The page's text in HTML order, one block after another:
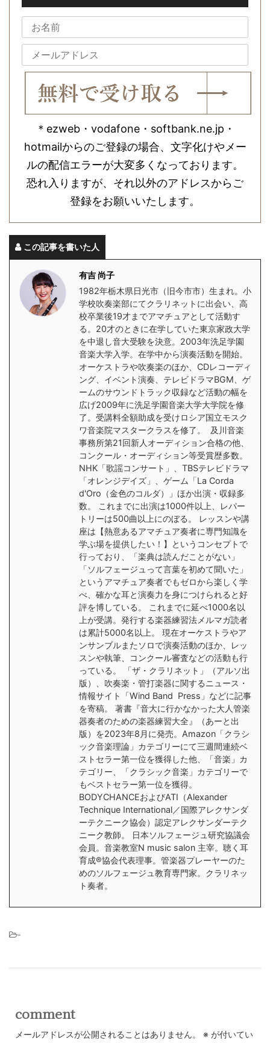
＊ezweb・vodafone・softbank.ne.jp・
hotmailからのご登録の場合、文字化けやメー
ルの配信エラーが大変多くなっております。
恐れ入りますが、それ以外のアドレスからご
登録をお願いいたします。
この記事を書いた人
有吉 尚子
1982年栃木県日光市（旧今市市）生まれ。小
学校吹奏楽部にてクラリネットに出会い、高
校卒業後19才までアマチュアとして活動す
る。20才のときに在学していた東京家政大学
を中退し音大受験を決意。2003年洗足学園
音楽大学入学。在学中から演奏活動を開始。
オーケストラや吹奏楽のほか、CDレコーディ
ング、イベント演奏、テレビドラマBGM、ゲ
ームのサウンドトラック収録など活動の幅を
広げ2009年に洗足学園音楽大学大学院を修
了。受講料全額助成を受けロシア国立モスク
ワ音楽院マスタークラスを修了。 及川音楽
事務所第21回新人オーディション合格の他、
コンクール・オーディション等受賞歴多数。
NHK「歌謡コンサート」、TBSテレビドラマ
「オレンジデイズ」、ゲーム「La Corda
d'Oro（金色のコルダ）」ほか出演・収録多
数。 これまでに出演は1000件以上、レパー
トリーは500曲以上にのぼる。 レッスンや講
座は【熱意あるアマチュア奏者に専門知識を
学ぶ場を提供したい！】というコンセプトで
行っており、「楽典は読んだことがない」
「ソルフェージュって言葉を初めて聞いた」
というアマチュア奏者でもゼロから楽しく学
べ、確かな耳と演奏力を身につけられると好
評を博している。 これまでに延べ1000名以
上が受講。発行する楽器練習法メルマガ読者
は累計5000名以上。 現在オーケストラやア
ンサンブルまたソロで演奏活動のほか、レッ
スンや執筆、コンクール審査などの活動も行
っている。 「ザ・クラリネット」（アルソ出
版）、吹奏楽・管打楽器に関するニュース・
情報サイト「Wind Band Press」などに記事
を寄稿。 著書『音大に行かなかった大人管楽
器奏者のための楽器練習大全』（あーと出
版）を2023年8月に発売。Amazon「クラシ
ック音楽理論」カテゴリーにて三週間連続ベ
ストセラー第一位を獲得した他、「音楽」カ
テゴリー、「クラシック音楽」カテゴリーで
もベストセラー第一位を獲得。
BODYCHANCEおよびATI（Alexander
Technique International／国際アレクサンダ
ーテクニーク協会）認定アレクサンダーテク
ニーク教師。 日本ソルフェージュ研究協議会
会員。音楽教室N music salon 主宰。聴く耳
育成®︎協会代表理事。管楽器プレーヤーのた
めのソルフェージュ教育専門家。クラリネッ
ト奏者。
-
comment
メールアドレスが公開されることはありません。 ※ が付いてい